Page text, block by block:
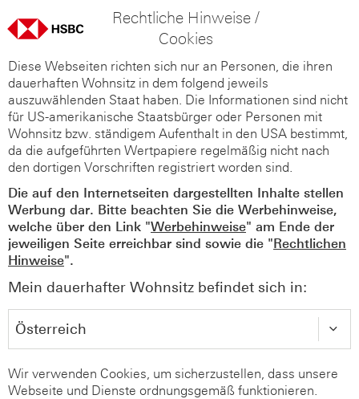
Rechtliche Hinweise /
Cookies
Diese Webseiten richten sich nur an Personen, die ihren
dauerhaften Wohnsitz in dem folgend jeweils
auszuwählenden Staat haben. Die Informationen sind nicht
für US-amerikanische Staatsbürger oder Personen mit
Wohnsitz bzw. ständigem Aufenthalt in den USA bestimmt,
da die aufgeführten Wertpapiere regelmäßig nicht nach
den dortigen Vorschriften registriert worden sind.
Die auf den Internetseiten dargestellten Inhalte stellen
Werbung dar. Bitte beachten Sie die Werbehinweise,
welche über den Link "Werbehinweise" am Ende der
jeweiligen Seite erreichbar sind sowie die "Rechtlichen
Hinweise".
Mein dauerhafter Wohnsitz befindet sich in:
Wir verwenden Cookies, um sicherzustellen, dass unsere
Webseite und Dienste ordnungsgemäß funktionieren.